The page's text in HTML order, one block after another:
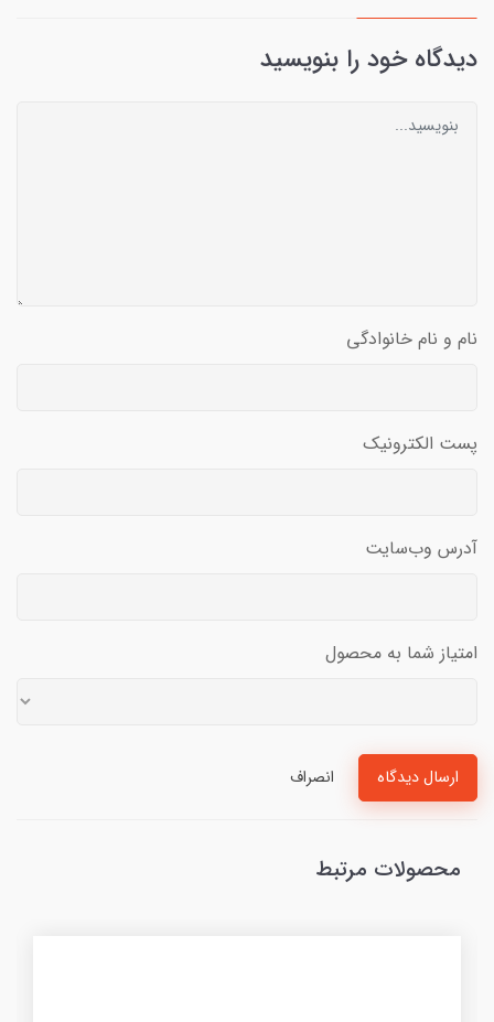
دیدگاه خود را بنویسید
نام و نام خانوادگی
پست الکترونیک
آدرس وب‌سایت
امتیاز شما به محصول
ارسال دیدگاه انصراف
محصولات مرتبط